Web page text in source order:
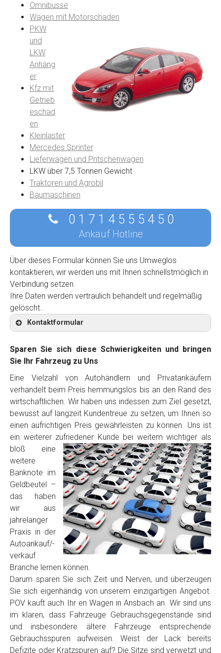
Omnibusse
Wagen mit Motorschaden
PKW
und
LKW
Anhäng
er
Kfz mit
Getrieb
eschad
en
Kleinlaster
Mercedes Sprinter
Lieferwagen und Pritschenwagen
LKW über 7,5 Tonnen Gewicht
Traktoren und Agrobil
Baumaschinen
0 1 7 1 4 5 5 5 4 5 0
Ankauf Hotline
Über dieses Formular können Sie uns Umweglos
kontaktieren, wir werden uns mit Ihnen schnellstmöglich in
Verbindung setzen.
Ihre Daten werden vertraulich behandelt und regelmäßig
gelöscht..
Kontaktformular
Kontaktformular
Marke*
Model*
Baujahr
Getriebe
Bekannte Schäden
Preisvorstellung
Name*
Sparen Sie sich diese Schwierigkeiten und bringen
Sie Ihr Fahrzeug zu Uns
Eine Vielzahl von Autohändlern und Privatankäufern
verhandelt beim Preis hemmungslos bis an den Rand des
wirtschaftlichen. Wir haben uns indessen zum Ziel gesetzt,
bewusst auf langzeit Kundentreue zu setzen, um Ihnen so
einen aufrichtigen Preis gewährleisten zu können. Uns ist
ein weiterer zufriedener Kunde bei weitem wichtiger als
bloß eine
weitere
Banknote im
Geldbeutel –
das haben
wir aus
jahrelanger
Praxis in der
Autoankauf/-
verkauf
Branche lernen können.
Darum sparen Sie sich Zeit und Nerven, und überzeugen
Sie sich eigenhändig von unserem einzigartigen Angebot.
POV kauft auch Ihr en Wagen in Ansbach an. Wir sind uns
im klaren, dass Fahrzeuge Gebrauchsgegenstände sind
und insbesondere ältere Fahrzeuge entsprechende
Gebrauchsspuren aufweisen. Weist der Lack bereits
Defizite oder Kratzspuren auf? Die Sitze sind verwetzt und